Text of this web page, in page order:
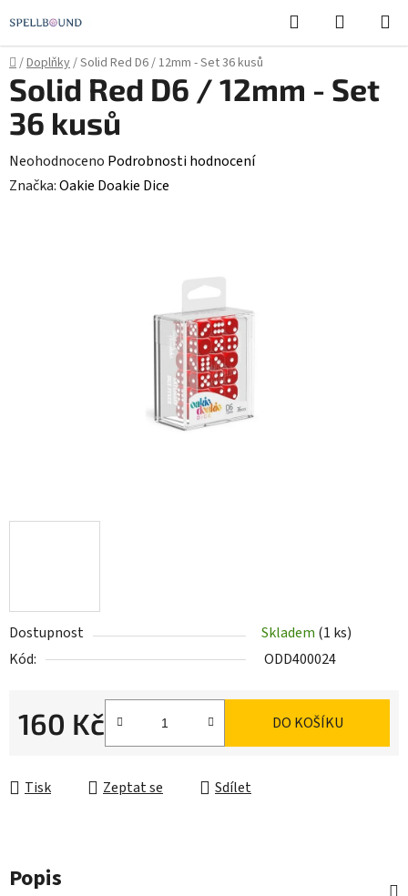
na
obsah
Hledat
KOŠÍK
Domů
/Doplňky/Solid Red D6 / 12mm - Set 36 kusů
Dostupnost Skladem (1 ks)
Kód:
ODD400024
160 Kč DO KOŠÍKU
Tisk Zeptat se Sdílet
Solid Red D6 / 12mm - Set
36 kusů
Průměrné
hodnocení
Neohodnoceno Podrobnosti hodnocení
Značka:Oakie Doakie Dice
Popis